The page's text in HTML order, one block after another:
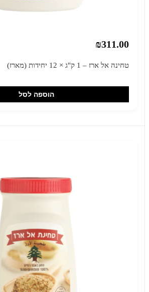
₪311.00
טחינה אל ארז – 1 ק"ג × 12 יחידות (מארז)
הוספה לסל